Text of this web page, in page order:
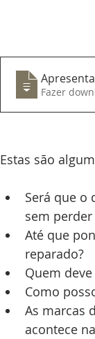
Estas são
Será que o
sem
Até que
reparado?
Quem
Como
As marcas
acontece